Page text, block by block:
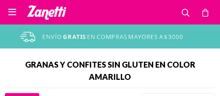

GRANAS Y CONFITES SIN GLUTEN EN COLOR
AMARILLO